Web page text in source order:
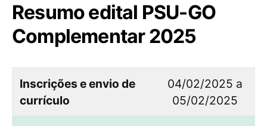
Resumo edital PSU-GO
Complementar 2025
Inscrições e envio de
currículo
04/02/2025 a
05/02/2025